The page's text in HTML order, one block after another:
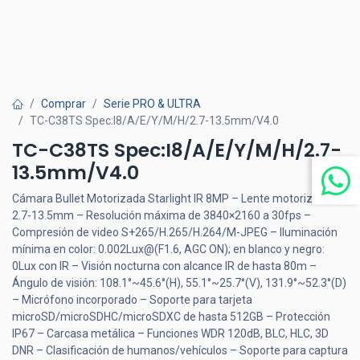
Comprar
Serie PRO & ULTRA
TC-C38TS Spec:I8/A/E/Y/M/H/2.7-13.5mm/V4.0
TC-C38TS Spec:I8/A/E/Y/M/H/2.7-
13.5mm/V4.0
Cámara Bullet Motorizada Starlight IR 8MP – Lente motorizado de
2.7-13.5mm – Resolución máxima de 3840×2160 a 30fps –
Compresión de video S+265/H.265/H.264/M-JPEG – Iluminación
mínima en color: 0.002Lux@(F1.6, AGC ON); en blanco y negro:
0Lux con IR – Visión nocturna con alcance IR de hasta 80m –
Ángulo de visión: 108.1°~45.6°(H), 55.1°~25.7°(V), 131.9°~52.3°(D)
– Micrófono incorporado – Soporte para tarjeta
microSD/microSDHC/microSDXC de hasta 512GB – Protección
IP67 – Carcasa metálica – Funciones WDR 120dB, BLC, HLC, 3D
DNR – Clasificación de humanos/vehículos – Soporte para captura